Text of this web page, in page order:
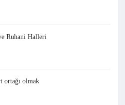
Ruhani Halleri
ortağı olmak